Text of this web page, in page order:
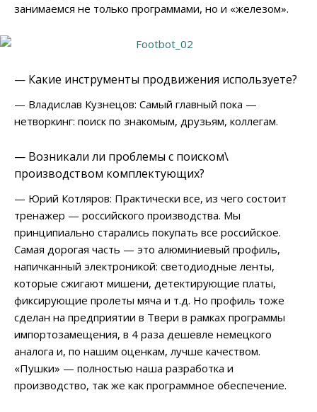
занимаемся не только программами, но и «железом».
— Какие инструменты продвижения используете?
— Владислав Кузнецов: Самый главный пока —
нетворкинг: поиск по знакомым, друзьям, коллегам.
— Возникали ли проблемы с поиском\
производством комплектующих?
— Юрий Котляров: Практически все, из чего состоит
тренажер — российского производства. Мы
принципиально старались покупать все российское.
Самая дорогая часть — это алюминиевый профиль,
напичканный электроникой: светодиодные ленты,
которые сжигают мишени, детектирующие платы,
фиксирующие пролеты мяча и т.д. Но профиль тоже
сделан на предприятии в Твери в рамках программы
импортозамещения, в 4 раза дешевле немецкого
аналога и, по нашим оценкам, лучше качеством.
«Пушки» — полностью наша разработка и
производство, так же как программное обеспечение.